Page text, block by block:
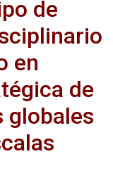
de
en
de
globales